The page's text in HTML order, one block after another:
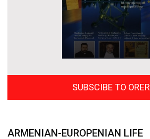
SUBSCIBE TO ORER
ARMENIAN-EUROPENIAN LIFE